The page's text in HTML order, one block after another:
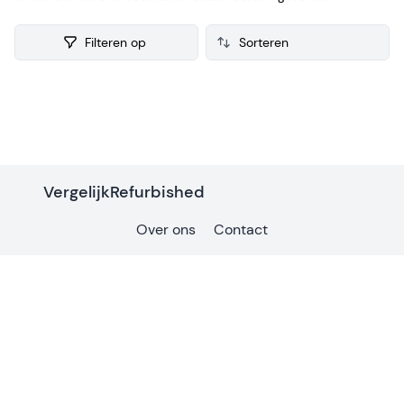
we ook consumenten reviews, zodat je een weloverwogen
keuze kunt maken bij je aankoop.
Filteren op
VergelijkRefurbished
Over ons Contact